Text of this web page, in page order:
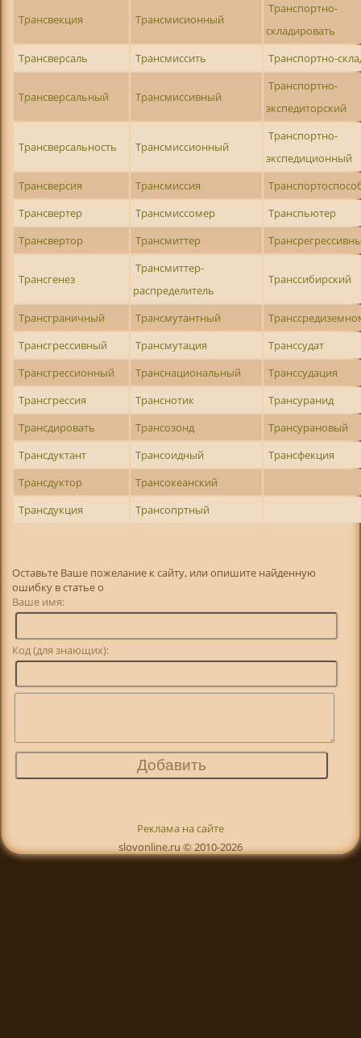
Трансвекция Трансмисионный
Транспортно-
складировать
Трансверсаль
Трансмиссить Транспортно-
Трансверсальный Трансмиссивный
Транспортно-
экспедиторский
Трансверсальность Трансмиссионный
Транспортно-
экспедиционный
Трансверсия
Трансмиссия
Трансвертер
Трансмиссомер
Транспьютер
Трансвертор
Трансмиттер
Трансгенез
Трансмиттер-
распределитель
Транссибирский
Трансграничный Трансмутантный
Трансгрессивный
Трансмутация
Транссудат
Трансгрессионный
Транснациональный
Транссудация
Трансгрессия
Транснотик
Трансуранид
Трансдировать
Трансозонд
Трансурановый
Трансдуктант
Трансоидный
Трансфекция
Трансдуктор
Трансокеанский
Трансдукция
Трансопртный
Оставьте Ваше пожелание к сайту, или опишите найденную
ошибку в статье о
Ваше имя:
Код (для знающих):
Реклама на сайте
slovonline.ru © 2010-2026